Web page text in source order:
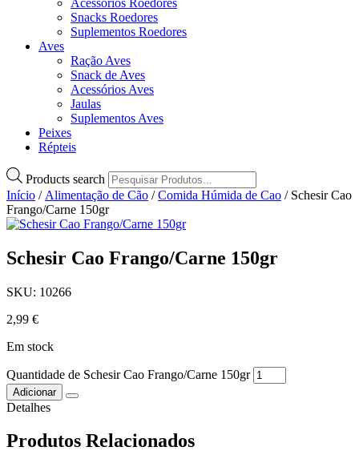
Snacks Roedores
Suplementos Roedores
Aves
Ração Aves
Snack de Aves
Acessórios Aves
Jaulas
Suplementos Aves
Peixes
Répteis
Products search
Início / Alimentação de Cão /Comida Húmida de Cao / Schesir Cao
Frango/Carne 150gr
Schesir Cao Frango/Carne 150gr
SKU: 10266
2,99 €
Em stock
Quantidade de Schesir Cao Frango/Carne 150gr
Adicionar
Detalhes
Produtos Relacionados